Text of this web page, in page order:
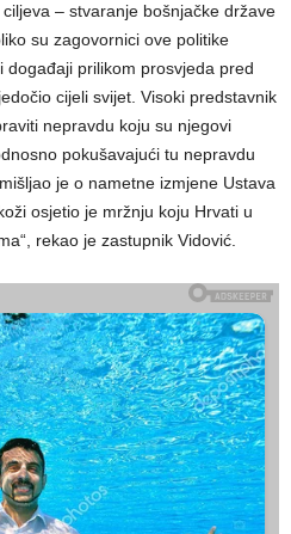
– stvaranje bošnjačke države
su zagovornici ove politike
prilikom prosvjeda pred
cijeli svijet. Visoki predstavnik
nepravdu koju su njegovi
pokušavajući tu nepravdu
je o nametne izmjene Ustava
osjetio je mržnju koju Hrvati u
rekao je zastupnik Vidović.